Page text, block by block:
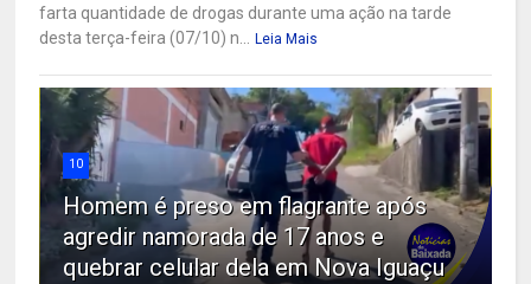
farta quantidade de drogas durante uma ação na tarde
desta terça-feira (07/10) n... Leia Mais
10
Homem é preso em flagrante após
agredir namorada de 17 anos e
quebrar celular dela em Nova Iguaçu